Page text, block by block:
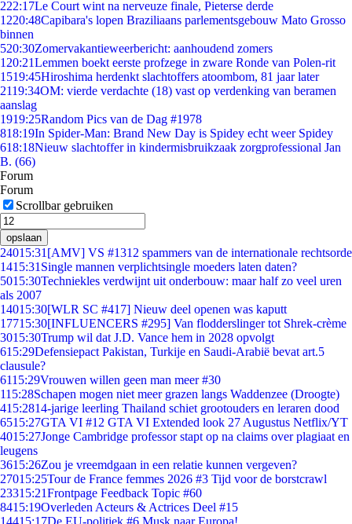
222:17Le Court wint na nerveuze finale, Pieterse derde
1220:48Capibara's lopen Braziliaans parlementsgebouw Mato Grosso
binnen
520:30Zomervakantieweerbericht: aanhoudend zomers
1 20:21Lemmen boekt eerste profzege in zware Ronde van Polen-rit
1519:45Hiroshima herdenkt slachtoffers atoombom, 81 jaar later
2119:34OM: vierde verdachte (18) vast op verdenking van beramen
aanslag
1919:25Random Pics van de Dag #1978
818:19In Spider-Man: Brand New Day is Spidey echt weer Spidey
618:18Nieuw slachtoffer in kindermisbruikzaak zorgprofessional Jan
B. (66)
Forum
Forum
Scrollbar gebruiken
opslaan
24015:31 [AMV] VS #1312 spammers van de internationale rechtsorde
1415:31 Single mannen verplichtsingle moeders laten daten?
5015:30Techniekles verdwijnt uit onderbouw: maar half zo veel uren
als 2007
14015:30[WLR SC #417] Nieuw deel openen was kaputt
17715:30[INFLUENCERS #295] Van flodderslinger tot Shrek-crème
3015:30Trump wil dat J.D. Vance hem in 2028 opvolgt
615:29Defensiepact Pakistan, Turkije en Saudi-Arabië bevat art.5
clausule?
6115:29Vrouwen willen geen man meer #30
115:28Schapen mogen niet meer grazen langs Waddenzee (Droogte)
415:2814-jarige leerling Thailand schiet grootouders en leraren dood
6515:27GTA VI #12 GTA VI Extended look 27 Augustus Netflix/YT
4015:27Jonge Cambridge professor stapt op na claims over plagiaat en
leugens
3615:26Zou je vreemdgaan in een relatie kunnen vergeven?
27015:25Tour de France femmes 2026 #3 Tijd voor de borstcrawl
23315:21Frontpage Feedback Topic #60
8415:19Overleden Acteurs & Actrices Deel #15
14415:17De EU-politiek #6 Musk naar Europa!